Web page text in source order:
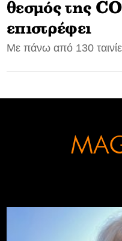
θεσμός της
επιστρέφει
Με πάνω από 130